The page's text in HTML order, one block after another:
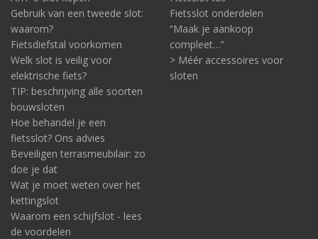
Gebruik van een tweede slot:
waarom?
Fietsdiefstal voorkomen
Welk slot is veilig voor
elektrische fiets?
TIP: beschrijving alle soorten
bouwsloten
Hoe behandel je een
fietsslot? Ons advies
Beveiligen terrasmeubilair: zo
doe je dat
Wat je moet weten over het
kettingslot
Waarom een schijfslot - lees
de voordelen
Fietsslot onderdelen
“Maak je aankoop
compleet…”
> Méér accessoires voor
sloten